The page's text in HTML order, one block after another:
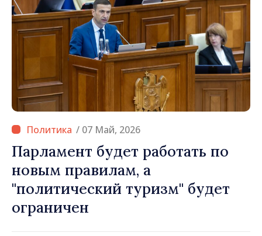
/ 07 Май, 2026
Парламент будет работать по
новым правилам, а
"политический туризм" будет
ограничен